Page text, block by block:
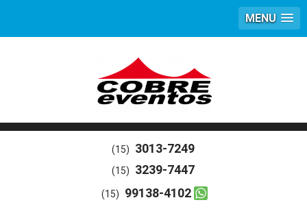
MENU
(15) 3013-7249
(15) 3239-7447
(15) 99138-4102